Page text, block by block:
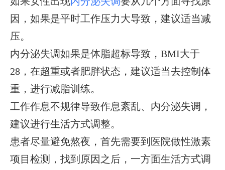
因，如果是平时工作压力大导致，建议适当减
压。
内分泌失调如果是体脂超标导致，BMI大于
28，在超重或者肥胖状态，建议适当去控制体
重，进行减脂训练。
工作作息不规律导致作息紊乱、内分泌失调，
建议进行生活方式调整。
患者尽量避免熬夜，首先需要到医院做性激素
项目检测，找到原因之后，一方面生活方式调